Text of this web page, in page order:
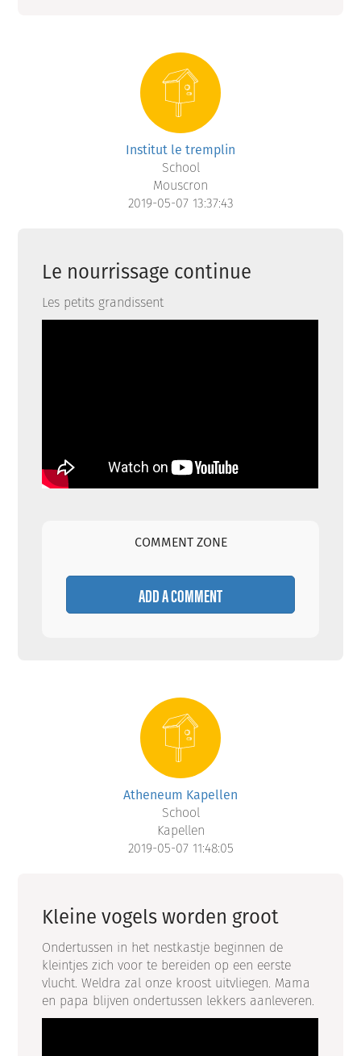
Institut le tremplin
School
Mouscron
2019-05-07 13:37:43
Le nourrissage continue
Les petits grandissent
COMMENT ZONE
ADD A COMMENT
Atheneum Kapellen
School
Kapellen
2019-05-07 11:48:05
Kleine vogels worden groot
Ondertussen in het nestkastje beginnen de
kleintjes zich voor te bereiden op een eerste
vlucht. Weldra zal onze kroost uitvliegen. Mama
en papa blijven ondertussen lekkers aanleveren.